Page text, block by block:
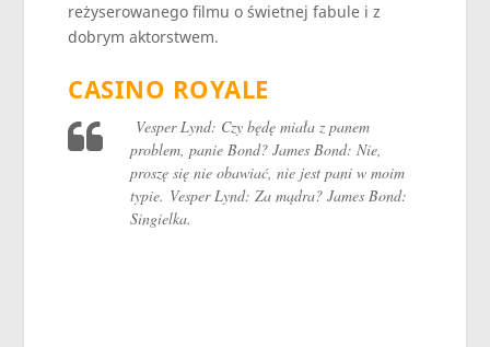
reżyserowanego filmu o świetnej fabule i z
dobrym aktorstwem.
CASINO ROYALE
Vesper Lynd: Czy będę miała z panem
problem, panie Bond?James Bond: Nie,
proszę się nie obawiać, nie jest pani w moim
typie. Vesper Lynd: Za mądra? James Bond:
Singielka.